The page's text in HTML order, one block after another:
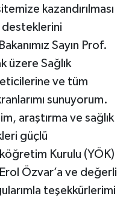
kazandırılması
Sayın Prof.
üzere Sağlık
ve tüm
sunuyorum.
araştırma ve sağlık
güçlü
Kurulu (YÖK)
Erol Özvar’a ve değerli
teşekkürlerimi